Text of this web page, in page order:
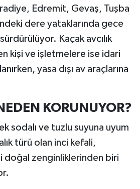
Edremit, Gevaş, Tuşba
dere yataklarında gece
Kaçak avcılık
kişi ve işletmelere ise idari
yasa dışı av araçlarına
KORUNUYOR?
sodalı ve tuzlu suyuna uyum
türü olan inci kefali,
doğal zenginliklerinden biri